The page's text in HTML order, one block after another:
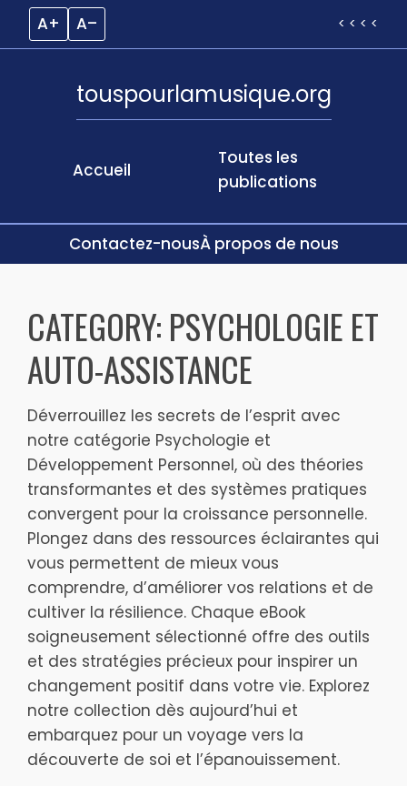
A+ A– < < < <
Accueil
touspourlamusique.org
Toutes les
publications
Contactez-nousÀ propos de nous
contentCATEGORY: PSYCHOLOGIE ET
AUTO-ASSISTANCE
Déverrouillez les secrets de l’esprit avec
notre catégorie Psychologie et
Développement Personnel, où des théories
transformantes et des systèmes pratiques
convergent pour la croissance personnelle.
Plongez dans des ressources éclairantes qui
vous permettent de mieux vous
comprendre, d’améliorer vos relations et de
cultiver la résilience. Chaque eBook
soigneusement sélectionné offre des outils
et des stratégies précieux pour inspirer un
changement positif dans votre vie. Explorez
notre collection dès aujourd’hui et
embarquez pour un voyage vers la
découverte de soi et l’épanouissement.